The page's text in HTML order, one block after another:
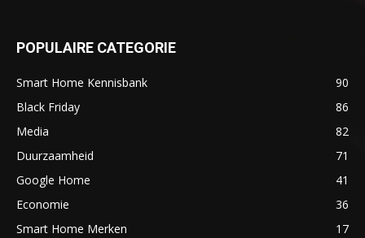
POPULAIRE CATEGORIE
Smart Home Kennisbank
90
Black Friday
86
Media
82
Duurzaamheid
71
Google Home
41
Economie
36
Smart Home Merken
17